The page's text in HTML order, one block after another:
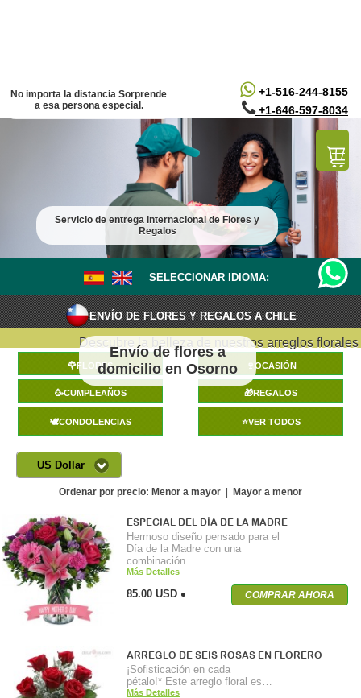
+1-516-244-8155
+1-646-597-8034
No importa la distancia Sorprende
a esa persona especial.
Servicio de entrega internacional de Flores y
Regalos
SELECCIONAR IDIOMA:
ENVÍO DE FLORES Y REGALOS A CHILE
Envío de flores a
domicilio en Osorno
Descubre la belleza de nuestros arreglos florales
🌹FLORES 🍷OCASIÓN
🥳CUMPLEAÑOS 🎁REGALOS
🕊️CONDOLENCIAS ⭐VER TODOS
US Dollar
Ordenar por precio: Menor a mayor Mayor a menor
ESPECIAL DEL DÍA DE LA MADRE
Hermoso diseño pensado para el
Día de la Madre con una
combinación…
Más Detalles
85.00 USD COMPRAR AHORA
ARREGLO DE SEIS ROSAS EN FLORERO
¡Sofisticación en cada
pétalo!* Este arreglo floral es…
Más Detalles